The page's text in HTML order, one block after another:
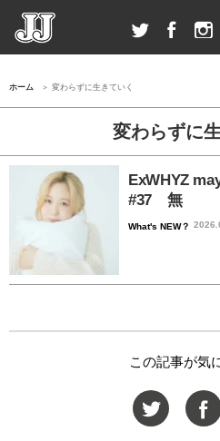
ホーム 変わらずに生きていく
変わらずに
ExWHYZ
#37 無
What's NEW？
この記事が気